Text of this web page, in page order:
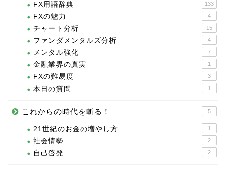
FX用語辞典 133
FXの魅力 4
チャート分析 15
ファンダメンタルズ分析 4
メンタル強化 7
金融業界の真実 1
FXの難易度 3
本日の質問 1
これからの時代を斬る！ 5
21世紀のお金の増やし方 1
社会情勢 2
自己啓発 2